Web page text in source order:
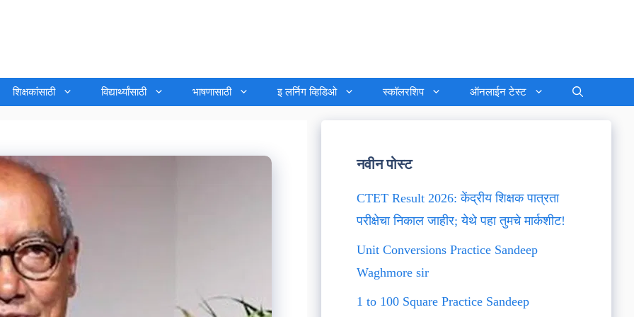
शिक्षकांसाठी विद्यार्थ्यांसाठी भाषणासाठी इ लर्निग व्हिडिओ स्कॉलरशिप ऑनलाईन टेस्ट
नवीन पोस्ट
CTET Result 2026: केंद्रीय शिक्षक पात्रता
परीक्षेचा निकाल जाहीर; येथे पहा तुमचे मार्कशीट!
Unit Conversions Practice Sandeep
Waghmore sir
1 to 100 Square Practice Sandeep